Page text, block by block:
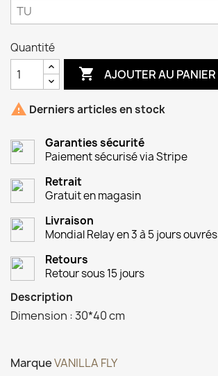
Quantité
 AJOUTER AU PANIER
 Derniers articles en stock
Garanties sécurité
Paiement sécurisé via Stripe
Retrait
Gratuit en magasin
Livraison
Mondial Relay en 3 à 5 jours ouvrés
Retours
Retour sous 15 jours
Description
Dimension : 30*40 cm
MarqueVANILLA FLY